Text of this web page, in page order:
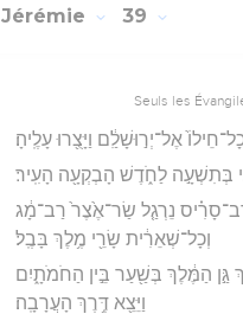
Jérémie 39
Seuls les
אֶל־יְר֣וּשָׁלִַ֔ם וַיָּצֻ֖רוּ עָלֶֽיהָ׃
בְּתִשְׁעָ֣ה לַחֹ֑דֶשׁ הָבְקְעָ֖ה הָעִֽיר׃
נֵרְגַ֤ל שַׂר־אֶ֙צֶר֙ רַב־מָ֔ג
וְכָל־שְׁאֵרִ֔ית שָׂרֵ֖י מֶ֥לֶךְ בָּבֶֽל׃
גַּ֣ן הַמֶּ֔לֶךְ בְּשַׁ֖עַר בֵּ֣ין הַחֹמֹתָ֑יִם
וַיֵּצֵ֖א דֶּ֥רֶךְ הָעֲרָבָֽה׃